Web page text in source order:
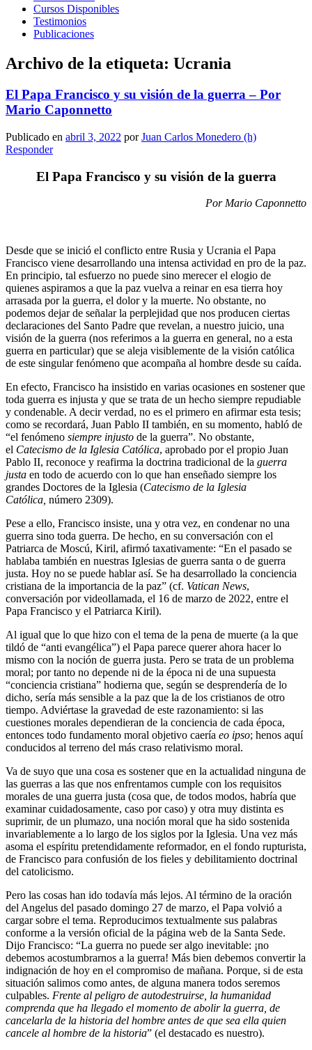
Cursos Disponibles
Testimonios
Publicaciones
Archivo de la etiqueta: Ucrania
El Papa Francisco y su visión de la guerra – Por
Mario Caponnetto
Publicado en abril 3, 2022 porJuan Carlos Monedero (h)
Responder
El Papa Francisco y su visión de la guerra
Por Mario Caponnetto
Desde que se inició el conflicto entre Rusia y Ucrania el Papa
Francisco viene desarrollando una intensa actividad en pro de la paz.
En principio, tal esfuerzo no puede sino merecer el elogio de
quienes aspiramos a que la paz vuelva a reinar en esa tierra hoy
arrasada por la guerra, el dolor y la muerte. No obstante, no
podemos dejar de señalar la perplejidad que nos producen ciertas
declaraciones del Santo Padre que revelan, a nuestro juicio, una
visión de la guerra (nos referimos a la guerra en general, no a esta
guerra en particular) que se aleja visiblemente de la visión católica
de este singular fenómeno que acompaña al hombre desde su caída.
En efecto, Francisco ha insistido en varias ocasiones en sostener que
toda guerra es injusta y que se trata de un hecho siempre repudiable
y condenable. A decir verdad, no es el primero en afirmar esta tesis;
como se recordará, Juan Pablo II también, en su momento, habló de
“el fenómeno siempre injusto de la guerra”. No obstante,
el Catecismo de la Iglesia Católica, aprobado por el propio Juan
Pablo II, reconoce y reafirma la doctrina tradicional de la guerra
justa en todo de acuerdo con lo que han enseñado siempre los
grandes Doctores de la Iglesia (Catecismo de la Iglesia
Católica, número 2309).
Pese a ello, Francisco insiste, una y otra vez, en condenar no una
guerra sino toda guerra. De hecho, en su conversación con el
Patriarca de Moscú, Kiril, afirmó taxativamente: “En el pasado se
hablaba también en nuestras Iglesias de guerra santa o de guerra
justa. Hoy no se puede hablar así. Se ha desarrollado la conciencia
cristiana de la importancia de la paz” (cf. Vatican News,
conversación por videollamada, el 16 de marzo de 2022, entre el
Papa Francisco y el Patriarca Kiril).
Al igual que lo que hizo con el tema de la pena de muerte (a la que
tildó de “anti evangélica”) el Papa parece querer ahora hacer lo
mismo con la noción de guerra justa. Pero se trata de un problema
moral; por tanto no depende ni de la época ni de una supuesta
“conciencia cristiana” hodierna que, según se desprendería de lo
dicho, sería más sensible a la paz que la de los cristianos de otro
tiempo. Adviértase la gravedad de este razonamiento: si las
cuestiones morales dependieran de la conciencia de cada época,
entonces todo fundamento moral objetivo caería eo ipso; henos aquí
conducidos al terreno del más craso relativismo moral.
Va de suyo que una cosa es sostener que en la actualidad ninguna de
las guerras a las que nos enfrentamos cumple con los requisitos
morales de una guerra justa (cosa que, de todos modos, habría que
examinar cuidadosamente, caso por caso) y otra muy distinta es
suprimir, de un plumazo, una noción moral que ha sido sostenida
invariablemente a lo largo de los siglos por la Iglesia. Una vez más
asoma el espíritu pretendidamente reformador, en el fondo rupturista,
de Francisco para confusión de los fieles y debilitamiento doctrinal
del catolicismo.
Pero las cosas han ido todavía más lejos. Al término de la oración
del Angelus del pasado domingo 27 de marzo, el Papa volvió a
cargar sobre el tema. Reproducimos textualmente sus palabras
conforme a la versión oficial de la página web de la Santa Sede.
Dijo Francisco: “La guerra no puede ser algo inevitable: ¡no
debemos acostumbrarnos a la guerra! Más bien debemos convertir la
indignación de hoy en el compromiso de mañana. Porque, si de esta
situación salimos como antes, de alguna manera todos seremos
culpables. Frente al peligro de autodestruirse, la humanidad
comprenda que ha llegado el momento de abolir la guerra, de
cancelarla de la historia del hombre antes de que sea ella quien
cancele al hombre de la historia” (el destacado es nuestro).